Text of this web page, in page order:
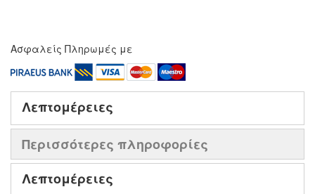
Ασφαλείς Πληρωμές με
Λεπτομέρειες
Περισσότερες πληροφορίες
Λεπτομέρειες